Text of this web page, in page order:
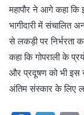
महापौर ने आगे कहा कि
भागीदारी में संचालित
से लकड़ी पर निर्भरता
कहा कि गोपराली के
और प्रदूषण को भी इस
अंतिम संस्कार के लिए